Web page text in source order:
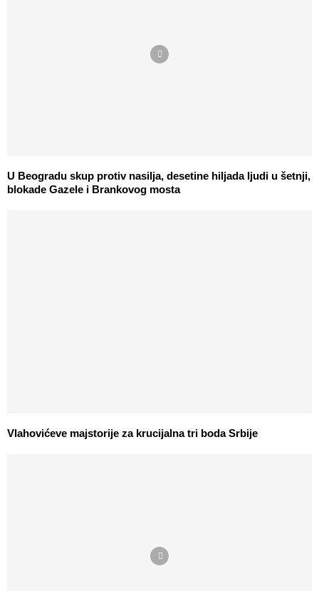
U Beogradu skup protiv nasilja, desetine hiljada ljudi u šetnji,
blokade Gazele i Brankovog mosta
Vlahovićeve majstorije za krucijalna tri boda Srbije